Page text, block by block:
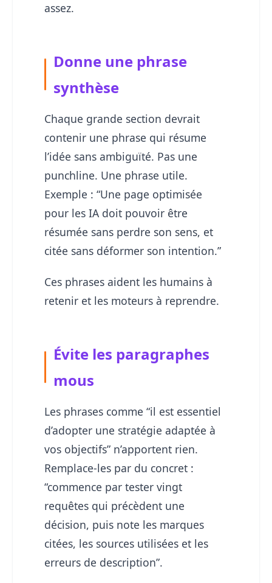
assez.
Donne une phrase
synthèse
Chaque grande section devrait
contenir une phrase qui résume
l’idée sans ambiguïté. Pas une
punchline. Une phrase utile.
Exemple : “Une page optimisée
pour les IA doit pouvoir être
résumée sans perdre son sens, et
citée sans déformer son intention.”
Ces phrases aident les humains à
retenir et les moteurs à reprendre.
Évite les paragraphes
mous
Les phrases comme “il est essentiel
d’adopter une stratégie adaptée à
vos objectifs” n’apportent rien.
Remplace-les par du concret :
“commence par tester vingt
requêtes qui précèdent une
décision, puis note les marques
citées, les sources utilisées et les
erreurs de description”.